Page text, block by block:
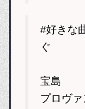
#好きな
ぐ
宝島
プロヴ